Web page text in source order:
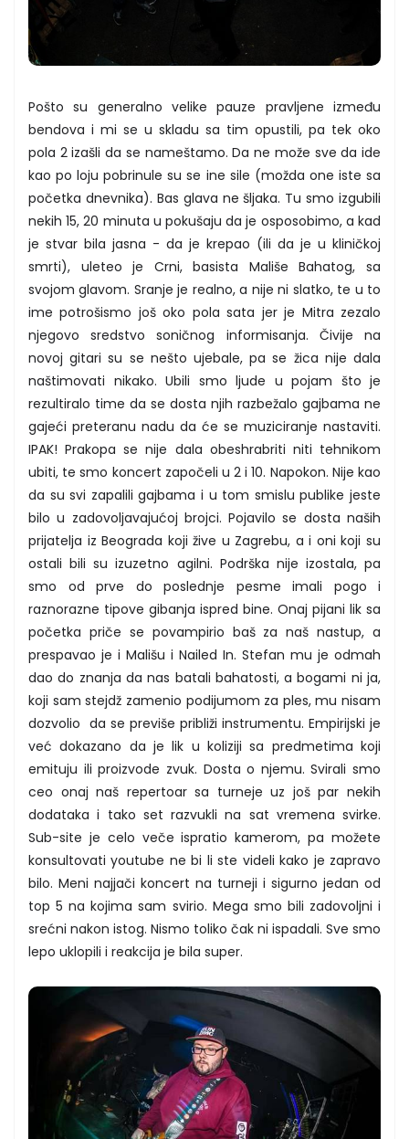
Pošto su generalno velike pauze pravljene između
bendova i mi se u skladu sa tim opustili, pa tek oko
pola 2 izašli da se nameštamo. Da ne može sve da ide
kao po loju pobrinule su se ine sile (možda one iste sa
početka dnevnika). Bas glava ne šljaka. Tu smo izgubili
nekih 15, 20 minuta u pokušaju da je osposobimo, a kad
je stvar bila jasna - da je krepao (ili da je u kliničkoj
smrti), uleteo je Crni, basista Mališe Bahatog, sa
svojom glavom. Sranje je realno, a nije ni slatko, te u to
ime potrošismo još oko pola sata jer je Mitra zezalo
njegovo sredstvo soničnog informisanja. Čivije na
novoj gitari su se nešto ujebale, pa se žica nije dala
naštimovati nikako. Ubili smo ljude u pojam što je
rezultiralo time da se dosta njih razbežalo gajbama ne
gajeći preteranu nadu da će se muziciranje nastaviti.
IPAK! Prakopa se nije dala obeshrabriti niti tehnikom
ubiti, te smo koncert započeli u 2 i 10. Napokon. Nije kao
da su svi zapalili gajbama i u tom smislu publike jeste
bilo u zadovoljavajućoj brojci. Pojavilo se dosta naših
prijatelja iz Beograda koji žive u Zagrebu, a i oni koji su
ostali bili su izuzetno agilni. Podrška nije izostala, pa
smo od prve do poslednje pesme imali pogo i
raznorazne tipove gibanja ispred bine. Onaj pijani lik sa
početka priče se povampirio baš za naš nastup, a
prespavao je i Mališu i Nailed In. Stefan mu je odmah
dao do znanja da nas batali bahatosti, a bogami ni ja,
koji sam stejdž zamenio podijumom za ples, mu nisam
dozvolio da se previše približi instrumentu. Empirijski je
već dokazano da je lik u koliziji sa predmetima koji
emituju ili proizvode zvuk. Dosta o njemu. Svirali smo
ceo onaj naš repertoar sa turneje uz još par nekih
dodataka i tako set razvukli na sat vremena svirke.
Sub-site je celo veče ispratio kamerom, pa možete
konsultovati youtube ne bi li ste videli kako je zapravo
bilo. Meni najjači koncert na turneji i sigurno jedan od
top 5 na kojima sam svirio. Mega smo bili zadovoljni i
srećni nakon istog. Nismo toliko čak ni ispadali. Sve smo
lepo uklopili i reakcija je bila super.